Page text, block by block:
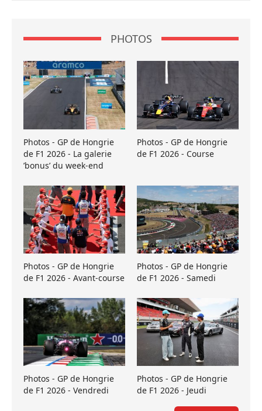
PHOTOS
Photos - GP de Hongrie
de F1 2026 - La galerie
’bonus’ du week-end
Photos - GP de Hongrie
de F1 2026 - Course
Photos - GP de Hongrie
de F1 2026 - Avant-course
Photos - GP de Hongrie
de F1 2026 - Samedi
Photos - GP de Hongrie
de F1 2026 - Vendredi
Photos - GP de Hongrie
de F1 2026 - Jeudi